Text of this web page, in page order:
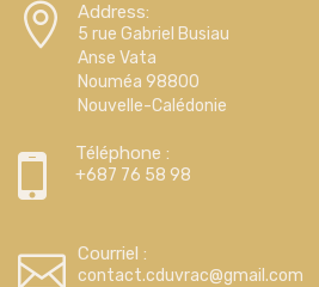
Address:
5 rue Gabriel Busiau
Anse Vata
Nouméa 98800
Nouvelle-Calédonie
Téléphone :
+687 76 58 98
Courriel :
contact.cduvrac@gmail.com